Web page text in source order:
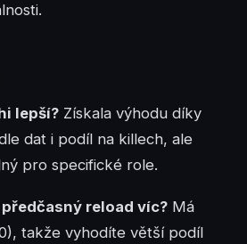
lepší? Získala výhodu díky
dat i podíl na killech, ale
pro specifické role.
reload víc? Má
takže vyhodíte větší podíl